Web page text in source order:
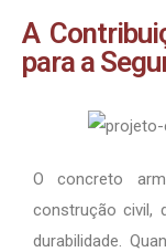
A
para a
O concreto
construção civil,
durabilidade.